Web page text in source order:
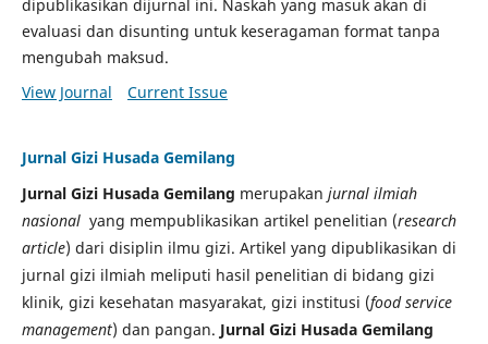
dipublikasikan dijurnal ini. Naskah yang masuk akan di
evaluasi dan disunting untuk keseragaman format tanpa
mengubah maksud.
View Journal
Current Issue
Jurnal Gizi Husada Gemilang
Jurnal Gizi Husada Gemilang merupakan jurnal ilmiah
nasionalyang mempublikasikan artikel penelitian (research
article) dari disiplin ilmu gizi. Artikel yang dipublikasikan di
jurnal gizi ilmiah meliputi hasil penelitian di bidang gizi
klinik, gizi kesehatan masyarakat, gizi institusi (food service
management) dan pangan. Jurnal Gizi Husada Gemilang